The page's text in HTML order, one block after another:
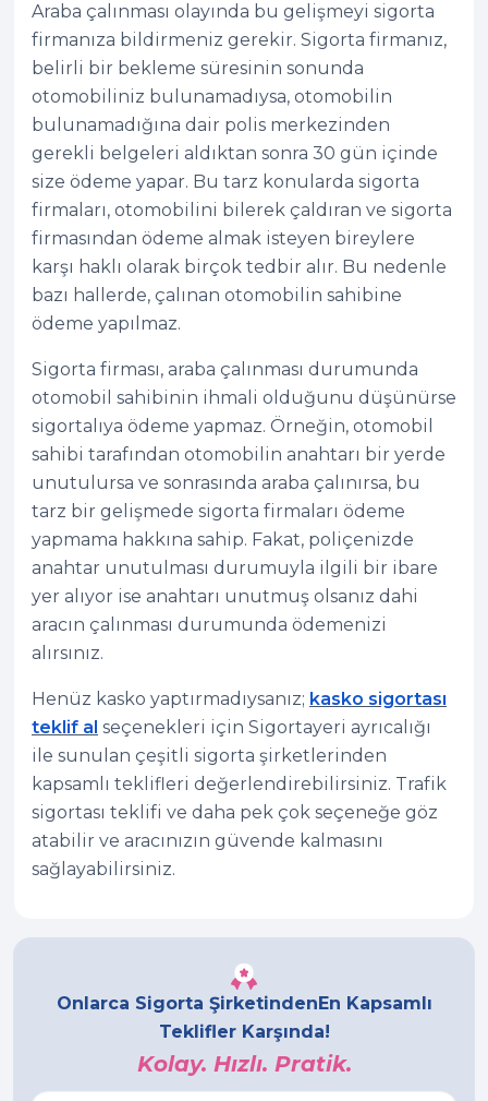
Onlarca Sigorta ŞirketindenEn Kapsamlı
Teklifler Karşında!
Kolay. Hızlı. Pratik.
Araba çalınması olayında bu gelişmeyi sigorta
firmanıza bildirmeniz gerekir. Sigorta firmanız,
belirli bir bekleme süresinin sonunda
otomobiliniz bulunamadıysa, otomobilin
bulunamadığına dair polis merkezinden
gerekli belgeleri aldıktan sonra 30 gün içinde
size ödeme yapar. Bu tarz konularda sigorta
firmaları, otomobilini bilerek çaldıran ve sigorta
firmasından ödeme almak isteyen bireylere
karşı haklı olarak birçok tedbir alır. Bu nedenle
bazı hallerde, çalınan otomobilin sahibine
ödeme yapılmaz.
Sigorta firması, araba çalınması durumunda
otomobil sahibinin ihmali olduğunu düşünürse
sigortalıya ödeme yapmaz. Örneğin, otomobil
sahibi tarafından otomobilin anahtarı bir yerde
unutulursa ve sonrasında araba çalınırsa, bu
tarz bir gelişmede sigorta firmaları ödeme
yapmama hakkına sahip. Fakat, poliçenizde
anahtar unutulması durumuyla ilgili bir ibare
yer alıyor ise anahtarı unutmuş olsanız dahi
aracın çalınması durumunda ödemenizi
alırsınız.
Henüz kasko yaptırmadıysanız; kasko sigortası
teklif al seçenekleri için Sigortayeri ayrıcalığı
ile sunulan çeşitli sigorta şirketlerinden
kapsamlı teklifleri değerlendirebilirsiniz. Trafik
sigortası teklifi ve daha pek çok seçeneğe göz
atabilir ve aracınızın güvende kalmasını
sağlayabilirsiniz.